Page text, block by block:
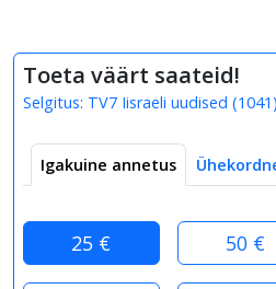
Toeta väärt saateid!
Selgitus: TV7 Iisraeli uudised (1041 )
Igakuine annetus
25 € 50 €